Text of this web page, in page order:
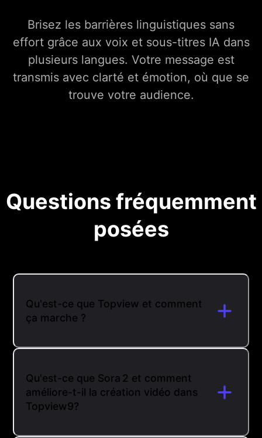
Brisez les barrières linguistiques sans
effort grâce aux voix et sous-titres IA dans
plusieurs langues. Votre message est
transmis avec clarté et émotion, où que se
trouve votre audience.
Questions fréquemment
posées
Qu'est-ce que Topview et comment
ça marche ?
Qu'est-ce que Sora 2 et comment
améliore-t-il la création vidéo dans
Topview9?